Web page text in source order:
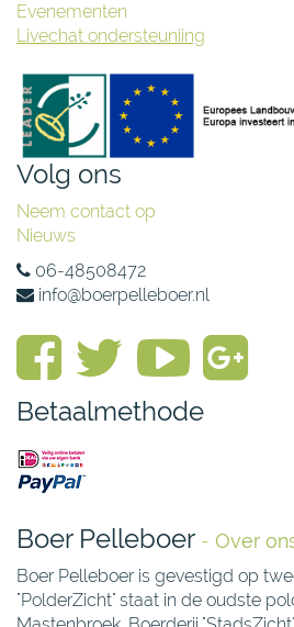
Evenementen
Livechat ondersteuniing
Volg ons
Neem contact op
Nieuws
06-48508472
info@boerpelleboer.nl
Betaalmethode
Boer Pelleboer - Over
Boer Pelleboer is gevestigd op
"PolderZicht" staat in de oudste